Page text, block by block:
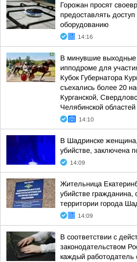
Горожан просят
предоставлять доступ
оборудованию
14:16
В минувшие выходные
ипподроме для
Кубок Губернатора
съехались более 20
Курганской,
Челябинской областей
14:10
В Шадринске
убийстве, заключена
14:09
Жительница
убийстве
территории города
14:09
В соответствии с
законодательством
каждый работодатель